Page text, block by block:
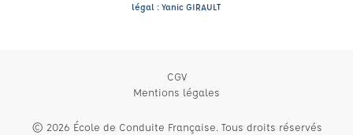
légal : Yanic GIRAULT
CGV
Mentions légales
© 2026 École de Conduite Française. Tous droits réservés